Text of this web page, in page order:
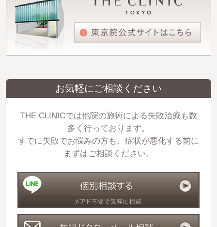
お気軽にご相談ください
THE CLINICでは他院の施術による失敗治療も数
多く行っております。
すでに失敗でお悩みの方も、症状が悪化する前に
まずはご相談ください。